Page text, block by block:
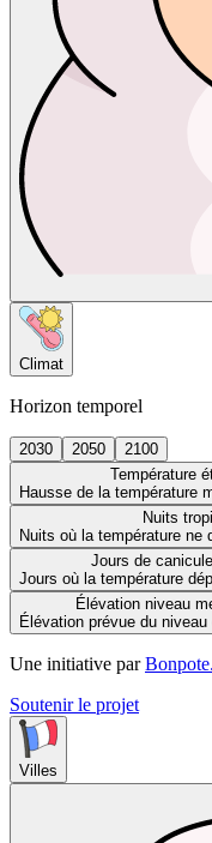
Climat
Horizon temporel
2030 2050
2100
Température
Hausse de la température
Nuits
Nuits où la température ne
Jours de canicule
Jours où la température
Élévation niveau
Élévation prévue du niveau
Une initiative par
Soutenir le projet
Villes